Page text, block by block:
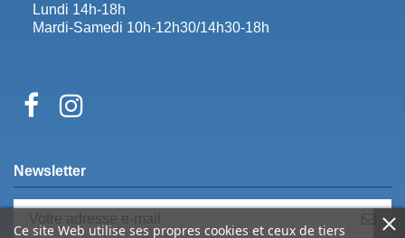
Lundi 14h-18h
Mardi-Samedi 10h-12h30/14h30-18h
Ce site Web utilise ses propres cookies et ceux de tiers
Newsletter